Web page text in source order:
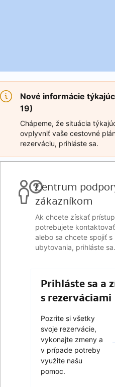
Nové informácie
19)
Chápeme, že situácia
ovplyvniť vaše cestovné
rezerváciu, prihláste sa.
Centrum
zákazníkom
Ak chcete získať
potrebujete
alebo sa chcete spojiť
ubytovania, prihláste sa.
Prihláste sa a
s rezerváciami
Pozrite si všetky
svoje rezervácie,
vykonajte zmeny a
v prípade potreby
využite našu
pomoc.